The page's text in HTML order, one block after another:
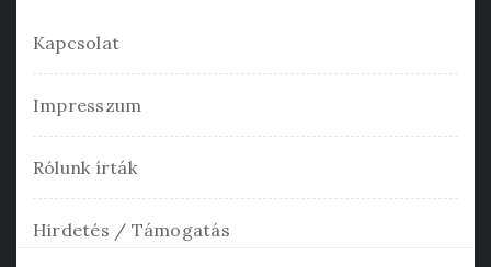
Kapcsolat
Impresszum
Rólunk írták
Hirdetés / Támogatás